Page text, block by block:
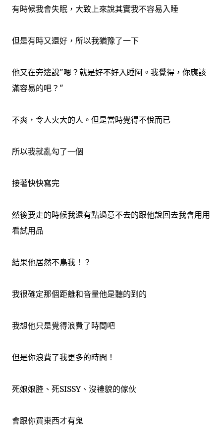
有時候我會失眠，大致上來說其實我不容易入睡
但是有時又還好，所以我猶豫了一下
他又在旁邊說"嗯？就是好不好入睡阿。我覺得，你應該
滿容易的吧？"
不爽，令人火大的人。但是當時覺得不悅而已
所以我就亂勾了一個
接著快快寫完
然後要走的時候我還有點過意不去的跟他說回去我會用用
看試用品
結果他居然不鳥我！？
我很確定那個距離和音量他是聽的到的
我想他只是覺得浪費了時間吧
但是你浪費了我更多的時間！
死娘娘腔、死SISSY、沒禮貌的傢伙
會跟你買東西才有鬼